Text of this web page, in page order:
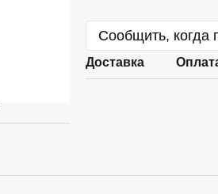
Сообщить, когда
Доставка